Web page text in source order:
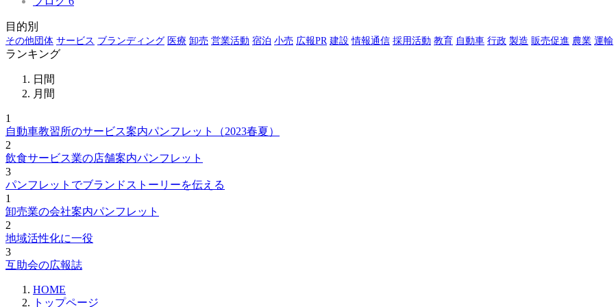
目的別
その他団体 サービス ブランディング 医療 卸売 営業活動 宿泊 小売 広報PR 建設 情報通信 採用活動 教育 自動車 行政 製造 販売促進 農業 運輸
ランキング
日間
月間
1
自動車教習所のサービス案内パンフレット（2023春夏）
2
飲食サービス業の店舗案内パンフレット
3
パンフレットでブランドストーリーを伝える
1
卸売業の会社案内パンフレット
2
地域活性化に一役
3
互助会の広報誌
HOME
トップページ